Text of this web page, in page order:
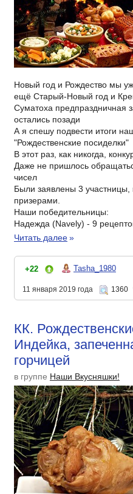
Новый год и Рождество мы
ещё Старый-Новый год и
Суматоха предпраздничная
остались позади
А я спешу подвести итоги
"Рождественские посиделки"
В этот раз, как никогда,
Даже не пришлось
чисел
Были заявлены 3
призерами.
Наши победительницы:
Надежда (Navely) - 9
Читать далее»
+22 Tasha_1980
11 января 2019 года 1360
КК.
Индейка,
горчицей
в группе Наши Вкусняшки!